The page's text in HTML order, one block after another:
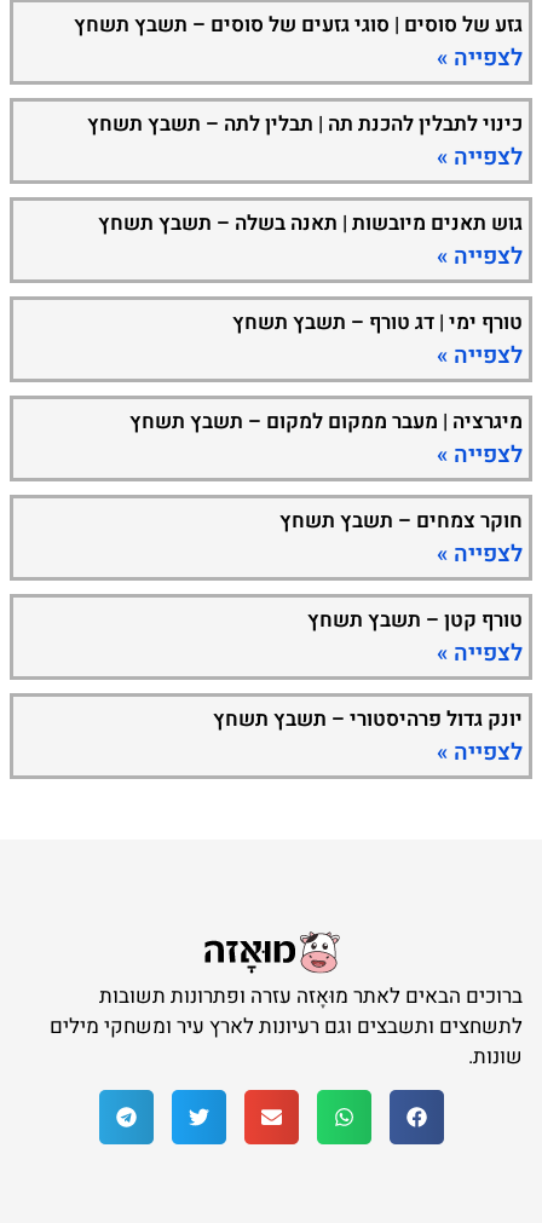
גזע של סוסים | סוגי גזעים של סוסים – תשבץ תשחץ
לצפייה »
כינוי לתבלין להכנת תה | תבלין לתה – תשבץ תשחץ
לצפייה »
גוש תאנים מיובשות | תאנה בשלה – תשבץ תשחץ
לצפייה »
טורף ימי | דג טורף – תשבץ תשחץ
לצפייה »
מיגרציה | מעבר ממקום למקום – תשבץ תשחץ
לצפייה »
חוקר צמחים – תשבץ תשחץ
לצפייה »
טורף קטן – תשבץ תשחץ
לצפייה »
יונק גדול פרהיסטורי – תשבץ תשחץ
לצפייה »
ברוכים הבאים לאתר מוּאָזה עזרה ופתרונות תשובות
לתשחצים ותשבצים וגם רעיונות לארץ עיר ומשחקי מילים
שונות.